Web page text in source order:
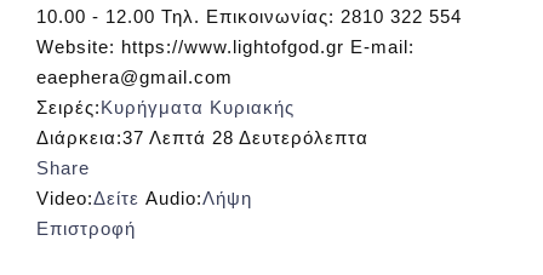
10.00 - 12.00 Τηλ. Επικοινωνίας: 2810 322 554
Website: https://www.lightofgod.gr E-mail:
eaephera@gmail.com
Σειρές:Κυρήγματα Κυριακής
Διάρκεια:37 Λεπτά 28 Δευτερόλεπτα
Share
Video:Δείτε Audio:Λήψη
Επιστροφή